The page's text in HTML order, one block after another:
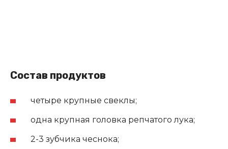
Состав продуктов
четыре крупные свеклы;
одна крупная головка репчатого лука;
2-3 зубчика чеснока;